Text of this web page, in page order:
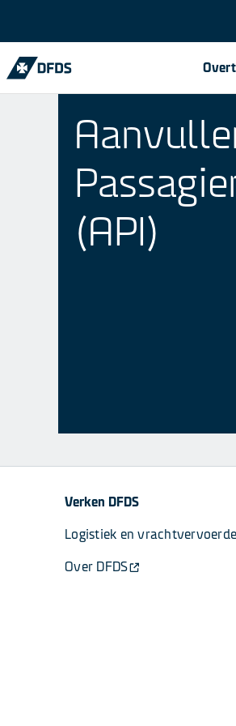
(API)
Verken DFDS
Logistiek en
Over DFDS